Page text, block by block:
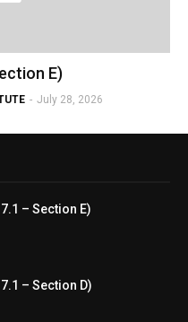
E)
- July 28, 2026
– Section E)
– Section D)